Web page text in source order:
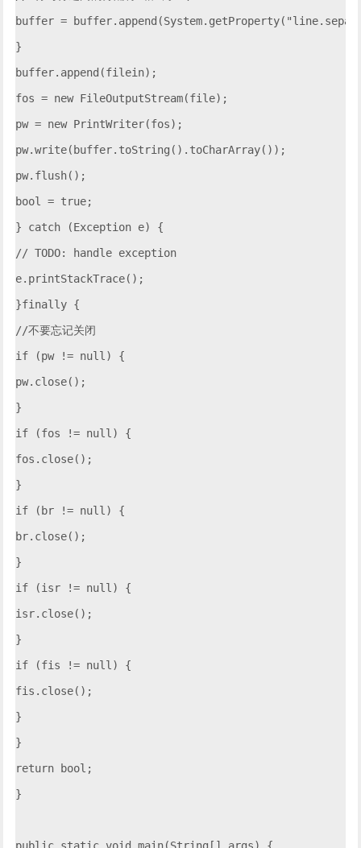
buffer =
}
buffer.append(filein);
fos = new FileOutputStream(file);
pw = new PrintWriter(fos);
pw.write(buffer.toString().toCharArray());
pw.flush();
bool = true;
} catch (Exception e) {
// TODO: handle exception
e.printStackTrace();
}finally {
//不要忘记关闭
if (pw != null) {
pw.close();
}
if (fos != null) {
fos.close();
}
if (br != null) {
br.close();
}
if (isr != null) {
isr.close();
}
if (fis != null) {
fis.close();
}
}
return bool;
}